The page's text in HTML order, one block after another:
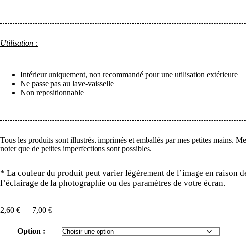
Utilisation :
Intérieur uniquement, non recommandé pour une utilisation extérieure
Ne passe pas au lave-vaisselle
Non repositionnable
Tous les produits sont illustrés, imprimés et emballés par mes petites mains.
noter que de petites imperfections sont possibles.
* La couleur du produit peut varier légèrement de l’image en raison
l’éclairage de la photographie ou des paramètres de votre écran.
2,60 € – 7,00 €
Option :